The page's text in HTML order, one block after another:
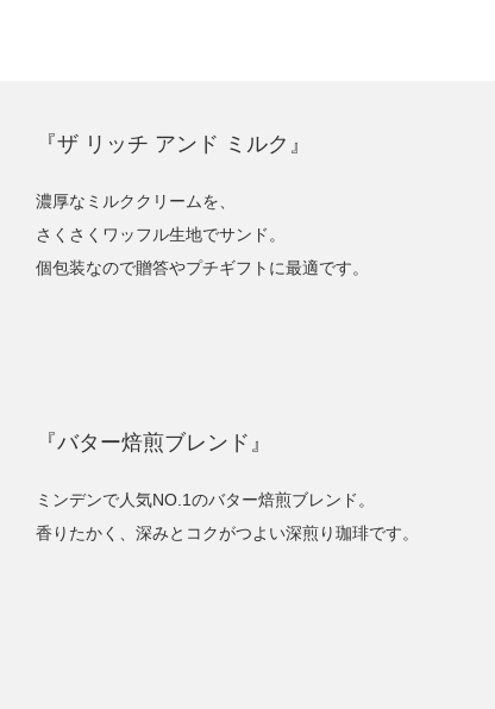
『ザ リッチ アンド ミルク』
濃厚なミルククリームを、
さくさくワッフル生地でサンド。
個包装なので贈答やプチギフトに最適です。
『バター焙煎ブレンド』
ミンデンで人気NO.1のバター焙煎ブレンド。
香りたかく、深みとコクがつよい深煎り珈琲です。